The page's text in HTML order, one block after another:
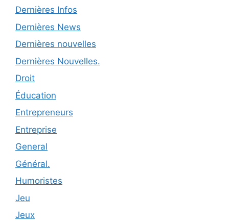
Dernières Infos
Dernières News
Dernières nouvelles
Dernières Nouvelles.
Droit
Éducation
Entrepreneurs
Entreprise
General
Général.
Humoristes
Jeu
Jeux